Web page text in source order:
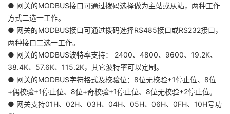
● 网关的MODBUS接口可通过拨码选择做为主站或从站，两种工作
方式二选一工作。
● 网关的MODBUS接口可通过拨码选择RS485接口或RS232接口，
两种接口二选一工作。
● 网关的MODBUS波特率支持： 2400、4800、9600、19.2K、
38.4K、57.6K、115.2K，其它波特率可以定制。
● 网关的MODBUS字符格式及校验位：8位无校验+1停止位、8位
+偶校验+1停止位、8位+奇校验+1停止位、8位无校验+2停止位。
● 网关支持01H、02H、03H、04H、05H、06H、0FH、10H号功